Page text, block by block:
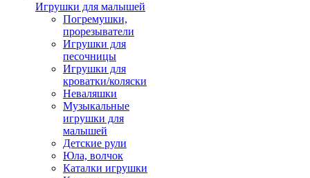
Игрушки для малышей
Погремушки,
прорезыватели
Игрушки для
песочницы
Игрушки для
кроватки/коляски
Неваляшки
Музыкальные
игрушки для
малышей
Детские рули
Юла, волчок
Каталки игрушки